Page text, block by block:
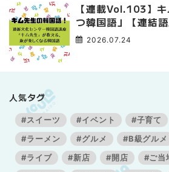
【連載Vol.103】
つ韓国語」【連結
3】2026.07.24
人気タグ
#スイーツ #イベント #子育て
#ラーメン
#グルメ #B級グルメ
#ライブ
#新店 #開店 #ご当